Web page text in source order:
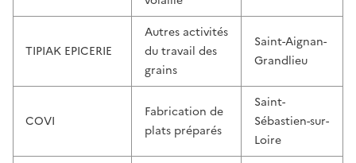
TIPIAK EPICERIE
Autres activités
du travail des
grains
Saint-Aignan-
Grandlieu
COVI
Fabrication de
plats préparés
Saint-
Sébastien-sur-
Loire